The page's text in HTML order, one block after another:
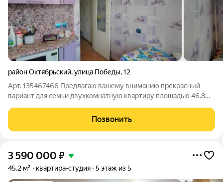
район Октябрьский,улица Победы,12
Арт. 135467466 Предлагаю вашему вниманию прекрасный
вариант для семьи двухкомнатную квартиру площадью 46.8
дома. Ипотека со ставкой 11.9% Главные преимущества:
Идеальная планировка: Изолированные
Позвонить
3 590 000 ₽
45,2 м² квартира-студия 5 этаж из 5